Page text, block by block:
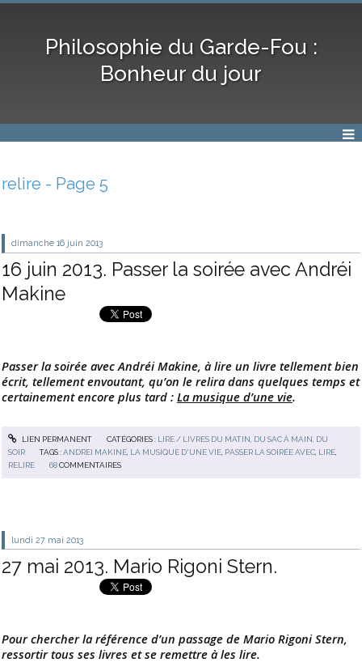
Philosophie du Garde-Fou :
Bonheur du jour
relire - Page 5
dimanche 16 juin 2013
16 juin 2013. Passer la soirée avec Andréi
Makine
Passer la soirée avec Andréi Makine, à lire un livre tellement bien
écrit, tellement envoutant, qu’on le relira dans quelques temps et
certainement encore plus tard : La musique d’une vie.
LIEN PERMANENT CATÉGORIES : LIRE / LIVRES DU MATIN, DU SAC À MAIN, DU
SOIR
TAGS :ANDREI MAKINE LA MUSIQUE D'UNE VIE PASSER LA SOIRÉE AVEC LIRE
RELIRE
68 COMMENTAIRES
lundi 27 mai 2013
27 mai 2013. Mario Rigoni Stern.
Pour chercher la référence d’un passage de Mario Rigoni Stern,
ressortir tous ses livres et se remettre à les lire.